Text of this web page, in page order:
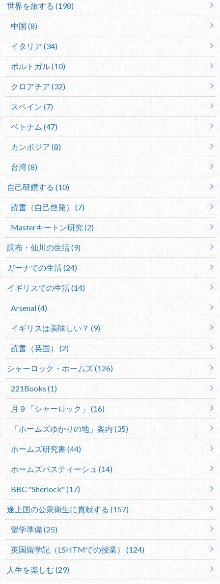
世界を旅する (198)
中国 (8)
イタリア (34)
ポルトガル (10)
クロアチア (32)
スペイン (7)
ベトナム (47)
カンボジア (8)
台湾 (8)
自己研鑽する (10)
読書（自己啓発） (7)
Masterキートン研究 (2)
調布・仙川の生活 (9)
ガーナでの生活 (24)
イギリスでの生活 (14)
Arsenal (4)
イギリスは美味しい？ (9)
読書（英国） (2)
シャーロック・ホームズ (126)
221Books (1)
月９「シャーロック」 (16)
「ホームズゆかりの地」案内 (35)
ホームズ研究書 (44)
ホームズパスティーシュ (14)
BBC "Sherlock" (17)
途上国の公衆衛生に貢献する (157)
留学準備 (25)
英国留学記（LSHTMでの授業） (124)
人生を楽しむ (29)